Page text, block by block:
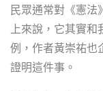
民眾通常對《憲法
上來說，它其實和
例，作者黃崇祐也
證明這件事。